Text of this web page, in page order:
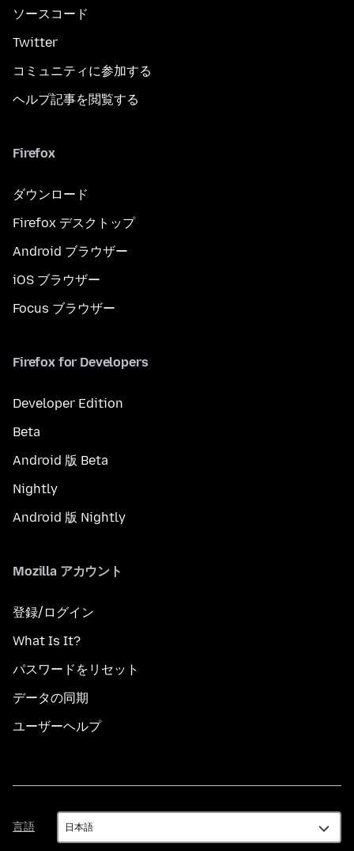
ソースコード
Twitter
コミュニティに参加する
ヘルプ記事を閲覧する
Firefox
ダウンロード
Firefox デスクトップ
Android ブラウザー
iOS ブラウザー
Focus ブラウザー
Firefox for Developers
Developer Edition
Beta
Android 版 Beta
Nightly
Android 版 Nightly
Mozilla アカウント
登録/ログイン
What Is It?
パスワードをリセット
データの同期
ユーザーヘルプ
言語
言
語